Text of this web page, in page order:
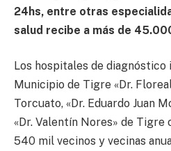
24hs, entre otras
salud recibe a más de
Los hospitales de diagnóstico
Municipio de Tigre «Dr.
Torcuato, «Dr. Eduardo Juan
«Dr. Valentín Nores» de Tigre
540 mil vecinos y vecinas